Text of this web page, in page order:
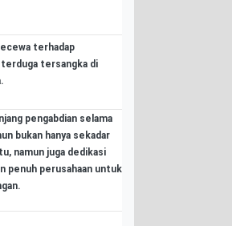
terhadap
terduga tersangka di
pengabdian selama
bukan hanya sekadar
namun juga dedikasi
penuh perusahaan untuk